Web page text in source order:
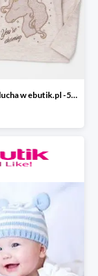
Kolekcja malucha w ebutik.pl -50%